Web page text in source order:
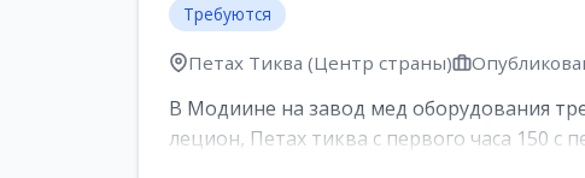
Требуются
Петах Тиква (Центр страны)
В Модиине на завод мед оборудования
лецион, Петах тиква с первого часа 150 с